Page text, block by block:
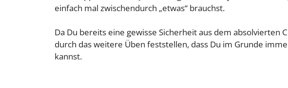
einfach mal zwischendurch „etwas“ brauchst.
Da Du bereits eine gewisse Sicherheit aus dem absolvierten
durch das weitere Üben feststellen, dass Du im Grunde
kannst.